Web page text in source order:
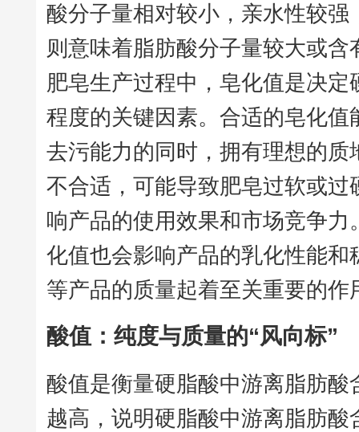
酸分子量相对较小，亲水性较
则意味着脂肪酸分子量较大或
肥皂生产过程中，皂化值是决
程度的关键因素。合适的皂化
去污能力的同时，拥有理想的
不合适，可能导致肥皂过软或
响产品的使用效果和市场竞争
化值也会影响产品的乳化性能
等产品的质量起着至关重要的作
酸值：纯度与质量的“风向标”
酸值是衡量硬脂酸中游离脂肪
越高，说明硬脂酸中游离脂肪